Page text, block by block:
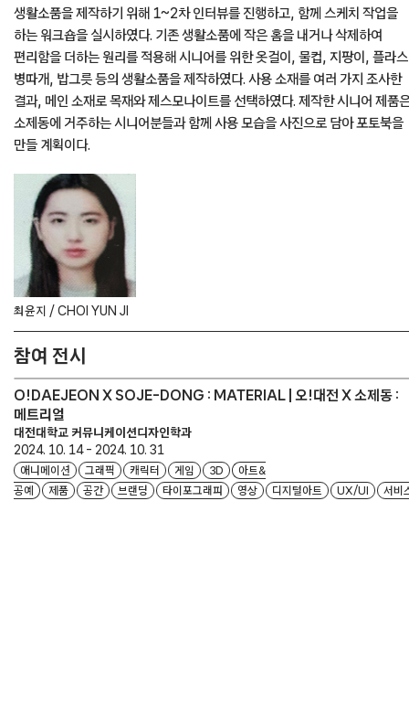
생활소품을 제작하기 위해 1~2차 인터뷰를 진행하고, 함께 스케치 작업을
하는 워크숍을 실시하였다. 기존 생활소품에 작은 홈을 내거나 삭제하여
편리함을 더하는 원리를 적용해 시니어를 위한 옷걸이, 물컵, 지팡이, 플라
병따개, 밥그릇 등의 생활소품을 제작하였다. 사용 소재를 여러 가지 조사한
결과, 메인 소재로 목재와 제스모나이트를 선택하였다. 제작한 시니어 제품
소제동에 거주하는 시니어분들과 함께 사용 모습을 사진으로 담아 포토북을
만들 계획이다.
최윤지 / CHOI YUN JI
참여 전시